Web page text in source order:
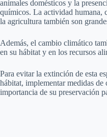
animales domésticos y la
químicos. La actividad humana,
la agricultura también son
Además, el cambio climático
en su hábitat y en los recursos
Para evitar la extinción de esta
hábitat, implementar medidas
importancia de su preservación